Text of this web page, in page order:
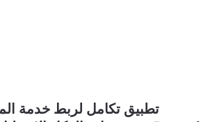
تطبيق تكامل لربط خدمة